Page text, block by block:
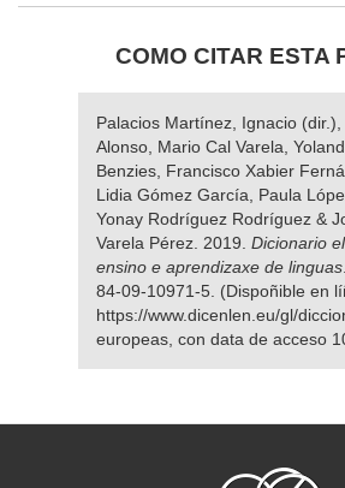
COMO CITAR ESTA
Palacios Martínez, Ignacio
Alonso, Mario Cal Varela,
Benzies, Francisco Xabier
Lidia Gómez García, Paula
Yonay Rodríguez Rodríguez &
Varela Pérez. 2019. Dicionario
ensino e aprendizaxe de linguas
84-09-10971-5. (Dispoñible en
https://www.dicenlen.eu/gl/
europeas, con data de acceso